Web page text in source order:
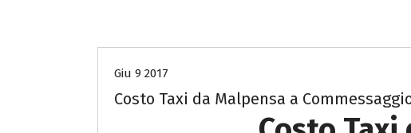
Giu 9 2017
Costo Taxi da Malpensa a